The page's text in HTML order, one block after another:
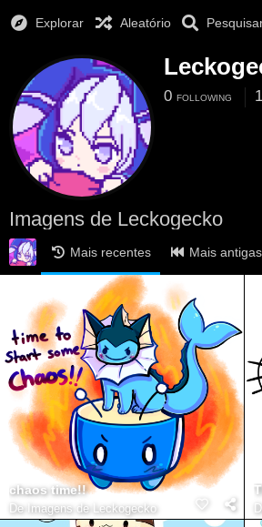
Explorar Aleatório
0 FOLLOWING 1
Imagens de Leckogecko
Mais recentes Mais antigas
chaos time!!
De Imagens de Leckogecko